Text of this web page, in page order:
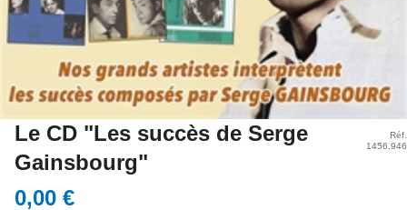
Le CD "Les succès de Serge
Gainsbourg"
Réf.
1456.946
0,00 €